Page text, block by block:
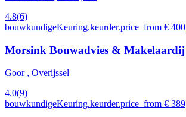
4.8(6)
bouwkundigeKeuring.keurder.price_from € 400
Morsink Bouwadvies & Makelaardij
Goor , Overijssel
4.0(9)
bouwkundigeKeuring.keurder.price_from € 389